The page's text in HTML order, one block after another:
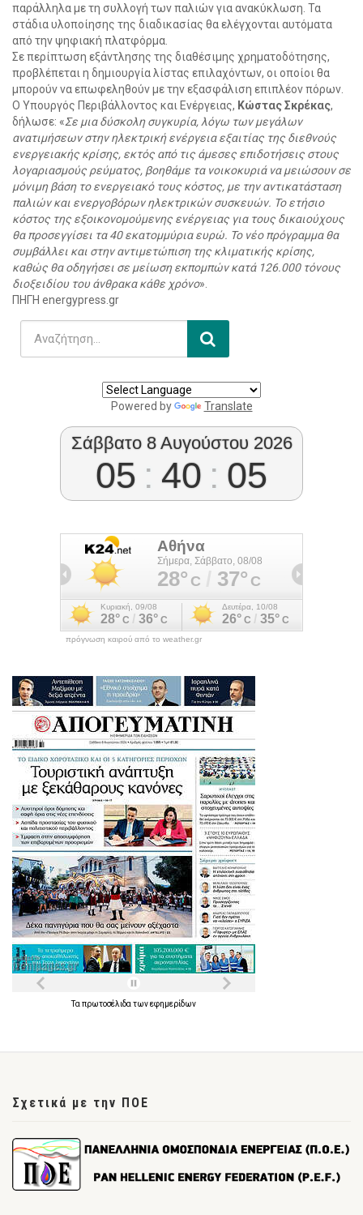
παράλληλα με τη συλλογή των παλιών για ανακύκλωση. Τα
στάδια υλοποίησης της διαδικασίας θα ελέγχονται αυτόματα
από την ψηφιακή πλατφόρμα.
Σε περίπτωση εξάντλησης της διαθέσιμης χρηματοδότησης,
προβλέπεται η δημιουργία λίστας επιλαχόντων, οι οποίοι θα
μπορούν να επωφεληθούν με την εξασφάλιση επιπλέον πόρων.
Ο Υπουργός Περιβάλλοντος και Ενέργειας, Κώστας Σκρέκας,
δήλωσε: «Σε μια δύσκολη συγκυρία, λόγω των μεγάλων
ανατιμήσεων στην ηλεκτρική ενέργεια εξαιτίας της διεθνούς
ενεργειακής κρίσης, εκτός από τις άμεσες επιδοτήσεις στους
λογαριασμούς ρεύματος, βοηθάμε τα νοικοκυριά να μειώσουν σε
μόνιμη βάση το ενεργειακό τους κόστος, με την αντικατάσταση
παλιών και ενεργοβόρων ηλεκτρικών συσκευών. Το ετήσιο
κόστος της εξοικονομούμενης ενέργειας για τους δικαιούχους
θα προσεγγίσει τα 40 εκατομμύρια ευρώ. Το νέο πρόγραμμα θα
συμβάλλει και στην αντιμετώπιση της κλιματικής κρίσης,
καθώς θα οδηγήσει σε μείωση εκπομπών κατά 126.000 τόνους
διοξειδίου του άνθρακα κάθε χρόνο».
ΠΗΓΗ energypress.gr
Powered by Translate
Σάββατο 8 Αυγούστου 2026
05 : 40 : 06
πρόγνωση καιρού από το weather.gr
Τα πρωτοσέλιδα τωνεφημερίδων
Σχετικά με την ΠΟΕ